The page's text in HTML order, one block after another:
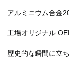
アルミニウム合金
工場オリジナル
歴史的な瞬間に立